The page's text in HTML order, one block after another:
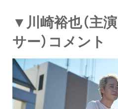
▼川崎裕也（主
サー）コメント